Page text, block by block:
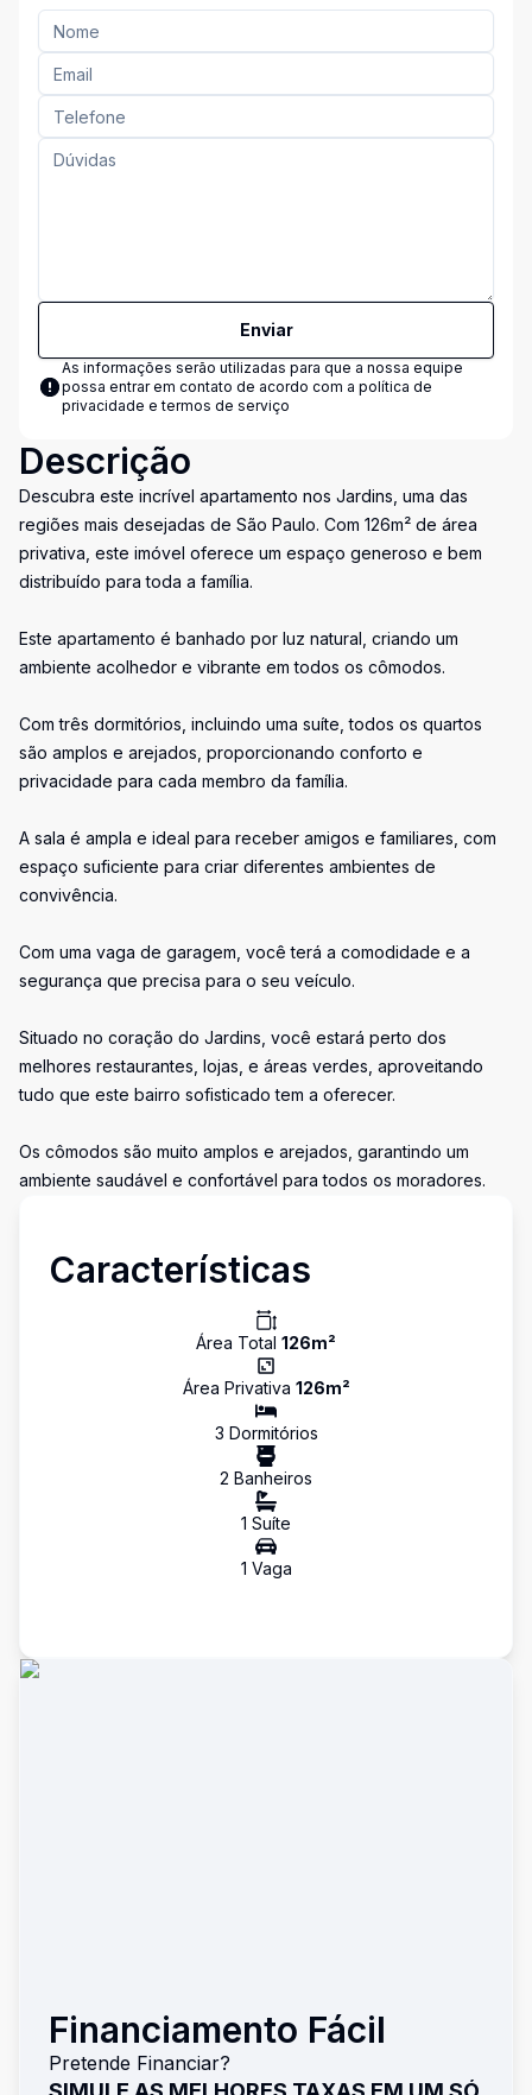
Enviar
As informações serão utilizadas para que a nossa equipe
possa entrar em contato de acordo com a política de
privacidade e termos de serviço
Descrição
Descubra este incrível apartamento nos Jardins, uma das
regiões mais desejadas de São Paulo. Com 126m² de área
privativa, este imóvel oferece um espaço generoso e bem
distribuído para toda a família.
Este apartamento é banhado por luz natural, criando um
ambiente acolhedor e vibrante em todos os cômodos.
Com três dormitórios, incluindo uma suíte, todos os quartos
são amplos e arejados, proporcionando conforto e
privacidade para cada membro da família.
A sala é ampla e ideal para receber amigos e familiares, com
espaço suficiente para criar diferentes ambientes de
convivência.
Com uma vaga de garagem, você terá a comodidade e a
segurança que precisa para o seu veículo.
Situado no coração do Jardins, você estará perto dos
melhores restaurantes, lojas, e áreas verdes, aproveitando
tudo que este bairro sofisticado tem a oferecer.
Os cômodos são muito amplos e arejados, garantindo um
ambiente saudável e confortável para todos os moradores.
Características
Área Total 126m²
Área Privativa 126m²
3 Dormitórios
2 Banheiros
1 Suíte
1 Vaga
Financiamento Fácil
Pretende Financiar?